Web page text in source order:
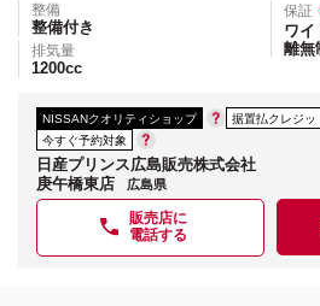
整備
整備付き
排気量
1200cc
保証
ワイ
離無
NISSANクオリティショップ
据置払クレジッ
今すぐ予約対象
日産プリンス広島販売株式会社
庚午橋東店
広島県
販売店に
電話する